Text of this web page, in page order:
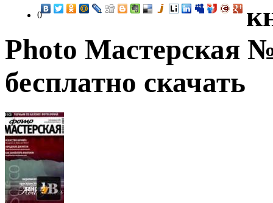
0
Photo Мастерская
бесплатно скачать